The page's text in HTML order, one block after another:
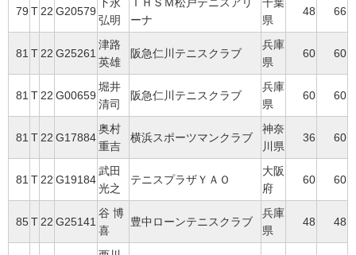
79 T 22 G20579
弘明
ーナ
県
48 66
81 T 22 G25261
津路
英雄
阪急仁川テニスクラブ
兵庫
県
60 60
81 T 22 G00659
堀井
清司
阪急仁川テニスクラブ
兵庫
県
60 60
81 T 22 G17884
奥村
重吉
横浜スポーツマンクラブ
神奈
川県
36 60
81 T 22 G19184
武田
光之
テニスプラザＹＡＯ
大阪
府
60 60
85T 22 G25141
谷 博
喜
豊中ローンテニスクラブ
兵庫
県
48 48